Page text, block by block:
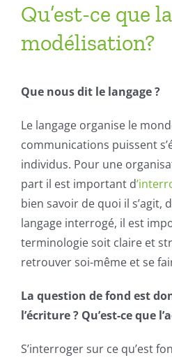
Qu’est-ce que la
modélisation?
Que nous dit le langage ?
Le langage organise le
communications puissent
individus. Pour une
part il est important d
bien savoir de quoi il s’agit,
langage interrogé, il est
terminologie soit claire et
retrouver soi-même etse
La question de fond est
l’écriture ? Qu’est-ce que
S’interroger sur ce qu’est